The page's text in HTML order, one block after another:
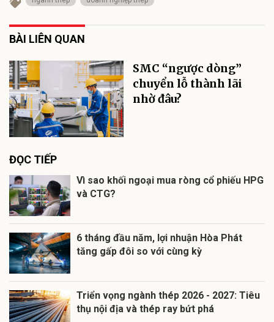
BÀI LIÊN QUAN
SMC “ngược dòng”
chuyển lỗ thành lãi
nhờ đâu?
ĐỌC TIẾP
Vì sao khối ngoại mua ròng cổ phiếu HPG
và CTG?
6 tháng đầu năm, lợi nhuận Hòa Phát
tăng gấp đôi so với cùng kỳ
Triển vọng ngành thép 2026 - 2027: Tiêu
thụ nội địa và thép ray bứt phá